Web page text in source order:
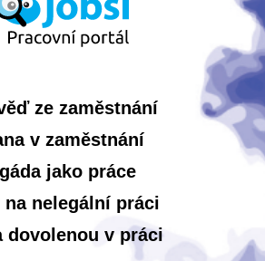
ze zaměstnání
v zaměstnání
jako práce
na nelegální práci
dovolenou v práci